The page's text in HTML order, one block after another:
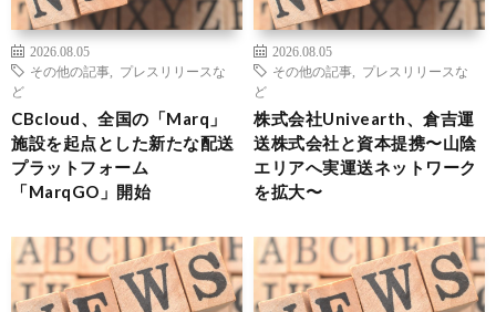
2026.08.05
その他の記事
プレスリリースな
ど
CBcloud、全国の「Marq」
施設を起点とした新たな配送
プラットフォーム
「MarqGO」開始
2026.08.05
その他の記事
プレスリリースな
ど
株式会社Univearth、倉吉運
送株式会社と資本提携〜山陰
エリアへ実運送ネットワーク
を拡大〜